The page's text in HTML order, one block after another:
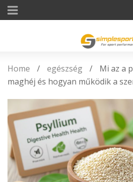
Home / egészség /
Mi az a
maghéj és hogyan működik a